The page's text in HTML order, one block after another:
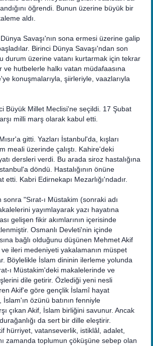
öğrendi. Bunun üzerine büyük bir
aldı.
Savaşı'nın sona ermesi üzerine galip
Birinci Dünya Savaşı'ndan son
durum üzerine vatanı kurtarmak için tekrar
hutbelerle halkı vatan müdafaasına
konuşmalarıyla, şiirleriyle, vaazlarıyla
Büyük Millet Meclisi'ne seçildi. 17 Şubat
milli marş olarak kabul etti.
gitti. Yazları İstanbul'da, kışları
meali üzerinde çalıştı. Kahire'deki
dersleri verdi. Bu arada siroz hastalığına
döndü. Hastalığının önüne
Kabri Edirnekapı Mezarlığı'ndadır.
"Sırat-ı Müstakim (sonraki adı
yayımlayarak yazı hayatına
gelişen fikir akımlarının içerisinde
Osmanlı Devleti'nin içinde
bağlı olduğunu düşünen Mehmet Akif
ileri medeniyeti yakalamanın müspet
Böylelikle İslam dininin ilerleme yolunda
ı Müstakim'deki makalelerinde ve
dile getirir. Özlediği yeni nesli
Akif'e göre gençlik İslamî hayat
özünü batının fenniyle
çıkan Akif, İslam birliğini savunur. Ancak
da sert bir dille eleştirir.
hürriyet, vatanseverlik, istiklâl, adalet,
zamanda toplumun çöküşüne sebep olan